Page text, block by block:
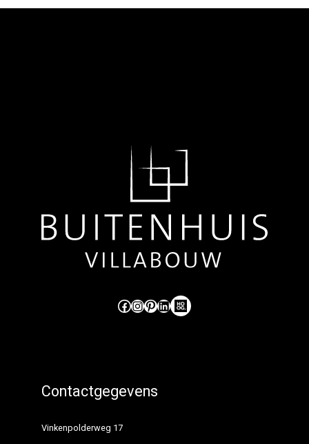
Like ons op Facebook (externe link) Volg ons op Instagram (externe link) Pinterest LinkedIn Hoog Design.
Contactgegevens
Vinkenpolderweg 17